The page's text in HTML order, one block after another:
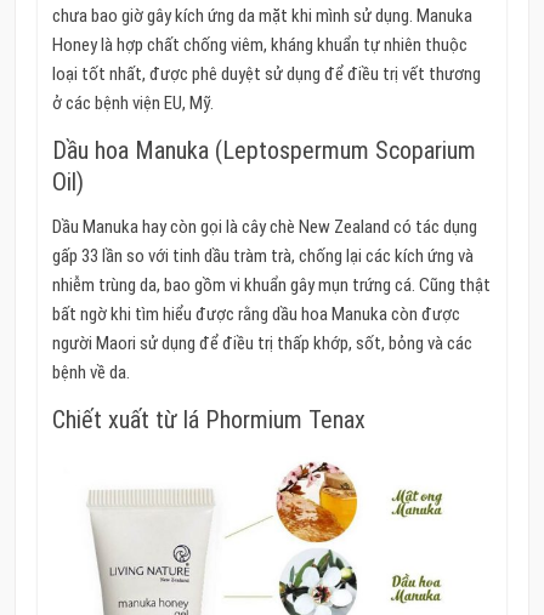
chưa bao giờ gây kích ứng da mặt khi mình sử dụng. Manuka
Honey là hợp chất chống viêm, kháng khuẩn tự nhiên thuộc
loại tốt nhất, được phê duyệt sử dụng để điều trị vết thương
ở các bệnh viện EU, Mỹ.
Dầu hoa Manuka (Leptospermum Scoparium
Oil)
Dầu Manuka hay còn gọi là cây chè New Zealand có tác dụng
gấp 33 lần so với tinh dầu tràm trà, chống lại các kích ứng và
nhiễm trùng da, bao gồm vi khuẩn gây mụn trứng cá. Cũng thật
bất ngờ khi tìm hiểu được rằng dầu hoa Manuka còn được
người Maori sử dụng để điều trị thấp khớp, sốt, bỏng và các
bệnh về da.
Chiết xuất từ lá Phormium Tenax